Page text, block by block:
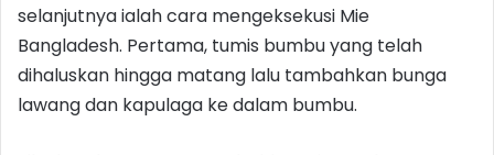
selanjutnya ialah cara mengeksekusi Mie
Bangladesh. Pertama, tumis bumbu yang telah
dihaluskan hingga matang lalu tambahkan bunga
lawang dan kapulaga ke dalam bumbu.